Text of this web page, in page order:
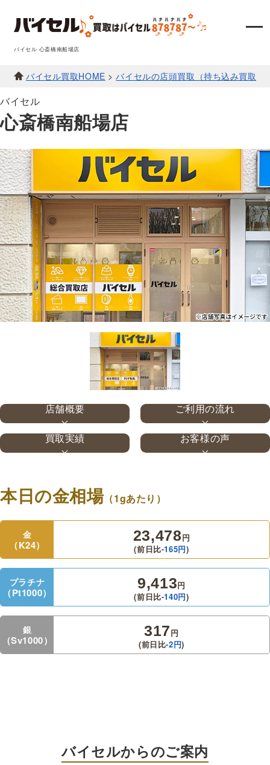
バイセル 心斎橋南船場店
バイセル買取HOME >バイセルの店頭買取（持ち込み買取）
バイセル
心斎橋南船場店
店舗概要 ご利用の流れ
買取実績 お客様の声
本日の金相場（1gあたり）
金
（K24）
23,478 円
(前日比-165円)
プラチナ
（Pt1000）
9,413 円
(前日比-140円)
銀
（Sv1000）
317 円
(前日比-2円)
バイセルからのご案内